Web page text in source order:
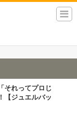
それってプロじ
【ジュエルバッ